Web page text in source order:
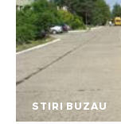
STIRI BUZAU